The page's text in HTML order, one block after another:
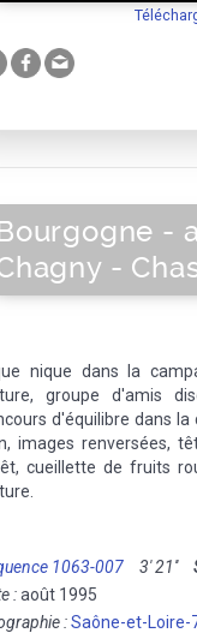
-
-
nique dans la
groupe d'amis
d'équilibre dans
images renversées,
cueillette de fruits
1063-007 3' 21''
:août 1995
:Saône-et-Loire-